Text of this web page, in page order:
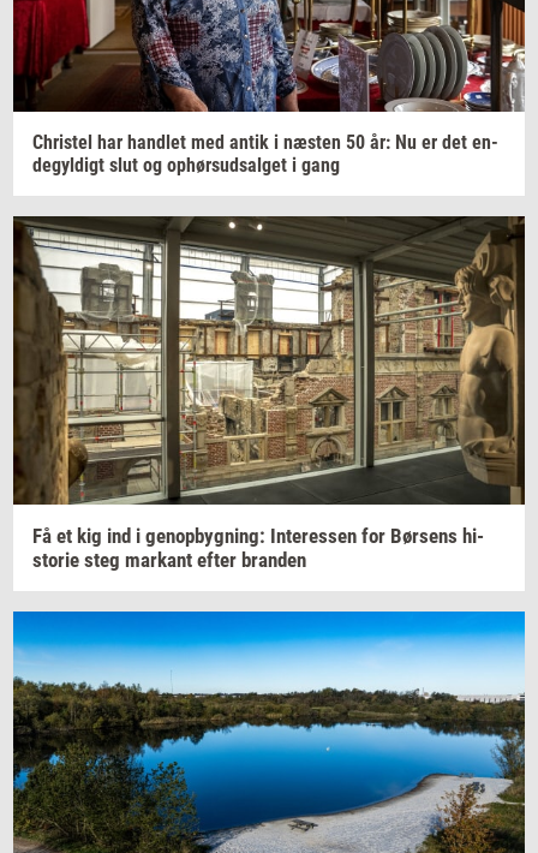
Chri­stel har hand­let med antik i næ­sten 50 år: Nu er det en­
de­gyl­digt slut og op­hør­s­ud­sal­get i gang
Få et kig ind i genop­byg­ning: In­ter­es­sen for Bør­sens hi­
sto­rie steg mar­kant efter bran­den